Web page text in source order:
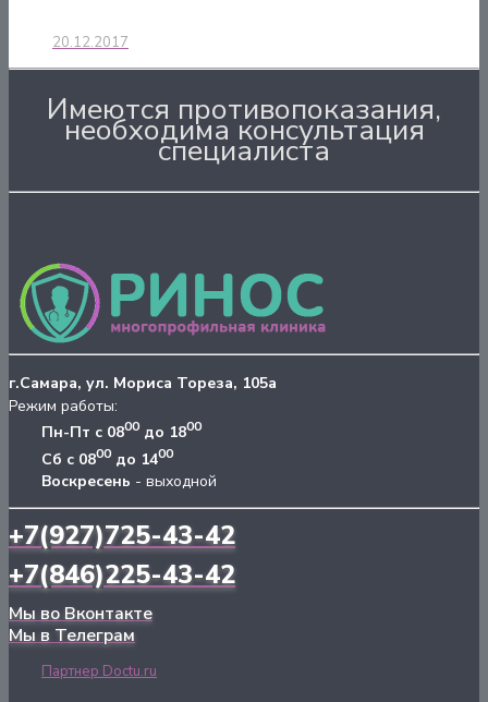
20.12.2017
Имеются противопоказания,
необходима консультация
специалиста
г.Самара, ул. Мориса Тореза, 105а
Режим работы:
Пн-Пт с 0800 до 1800
Сб с 0800 до 1400
Воскресень - выходной
+7(927)725-43-42
+7(846)225-43-42
Мы во Вконтакте
Мы в Телеграм
Партнер Doctu.ru